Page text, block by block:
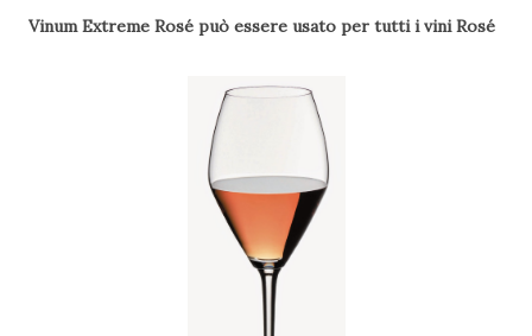
Vinum Extreme Rosé può essere usato per tutti i vini Rosé